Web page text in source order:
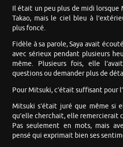
Il était un peu plus de midi lorsque
Takao, mais le ciel bleu à
plus foncé.
Fidèle à sa parole, Saya avait
avec sérieux pendant plusieurs
même. Plusieurs fois, elle
questions ou demander plus de
Pour Mitsuki, c’était suffisant pour
Mitsuki s’était juré que même si
qu’elle cherchait, elle
Pas seulement en mots, mais
pensé qui exprimait bien ses